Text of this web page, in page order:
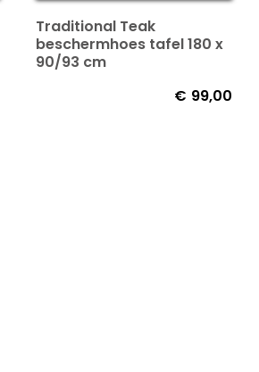
Traditional Teak
beschermhoes tafel 180 x
90/93 cm
€ 99,00